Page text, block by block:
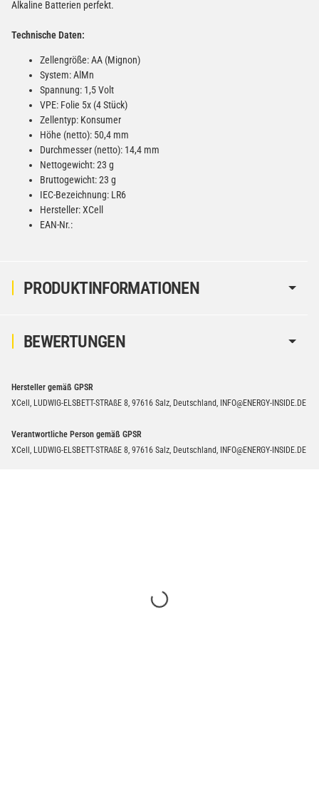
PRODUKTINFORMATIONEN
Alkaline Batterien perfekt.
Technische Daten:
Zellengröße: AA (Mignon)
System: AlMn
Spannung: 1,5 Volt
VPE: Folie 5x (4 Stück)
Zellentyp: Konsumer
Höhe (netto): 50,4 mm
Durchmesser (netto): 14,4 mm
Nettogewicht: 23 g
Bruttogewicht: 23 g
IEC-Bezeichnung: LR6
Hersteller: XCell
EAN-Nr.:
BEWERTUNGEN
Hersteller gemäß GPSR
XCell, LUDWIG-ELSBETT-STRAßE 8, 97616 Salz, Deutschland, INFO@ENERGY-INSIDE.DE
Verantwortliche Person gemäß GPSR
XCell, LUDWIG-ELSBETT-STRAßE 8, 97616 Salz, Deutschland, INFO@ENERGY-INSIDE.DE